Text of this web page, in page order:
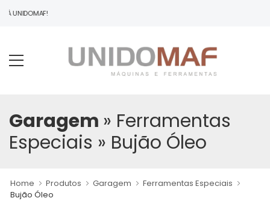
À UNIDOMAF!
Garagem » Ferramentas
Especiais » Bujão Óleo
Home Produtos Garagem
Ferramentas Especiais
Bujão Óleo